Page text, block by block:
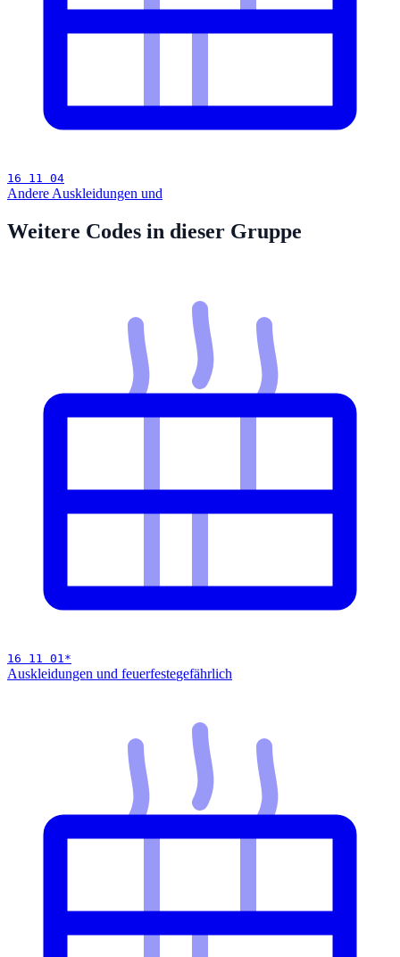
16 11 04
Andere Auskleidungen und
Weitere Codes in dieser Gruppe
16 11 01*
Auskleidungen und feuerfestegefährlich